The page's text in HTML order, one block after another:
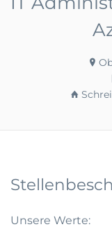
Unsere Werte: